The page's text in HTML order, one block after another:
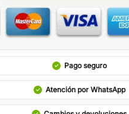
Pago seguro
Atención por WhatsApp